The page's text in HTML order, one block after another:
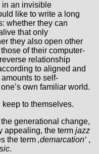
in an invisible
like to write a long
whether they can
that only
they also open other
of their computer-
relationship
to aligned and
to self-
own familiar world.
keep to themselves.
generational change,
appealing, the term jazz
the term ‚demarcation‘ ,
.